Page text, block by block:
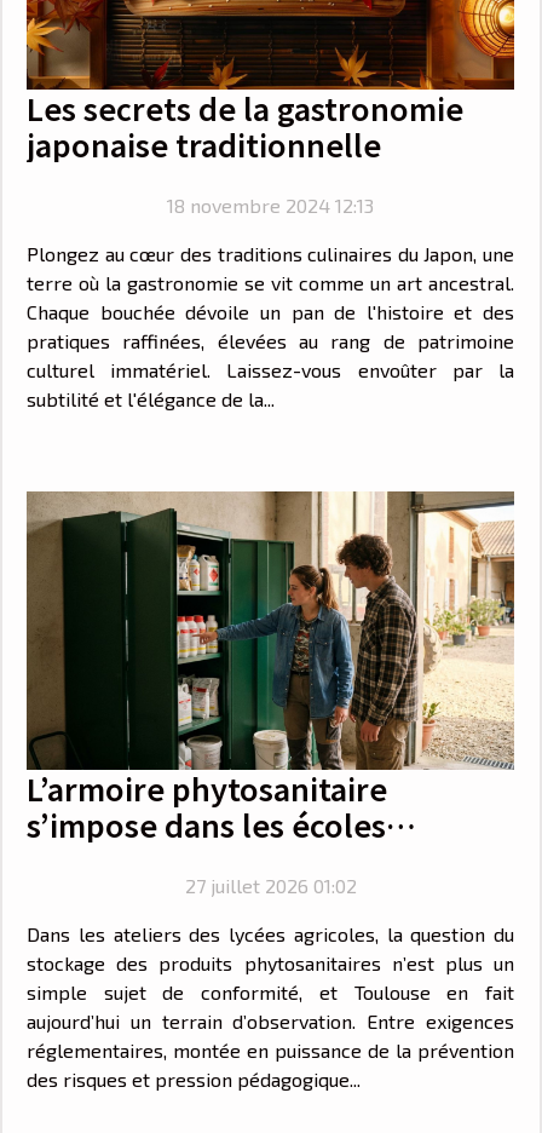
Les secrets de la gastronomie
japonaise traditionnelle
18 novembre 2024 12:13
Plongez au cœur des traditions culinaires du Japon, une
terre où la gastronomie se vit comme un art ancestral.
Chaque bouchée dévoile un pan de l'histoire et des
pratiques raffinées, élevées au rang de patrimoine
culturel immatériel. Laissez-vous envoûter par la
subtilité et l'élégance de la...
L’armoire phytosanitaire
s’impose dans les écoles
27 juillet 2026 01:02
Dans les ateliers des lycées agricoles, la question du
stockage des produits phytosanitaires n’est plus un
simple sujet de conformité, et Toulouse en fait
aujourd’hui un terrain d’observation. Entre exigences
réglementaires, montée en puissance de la prévention
des risques et pression pédagogique...